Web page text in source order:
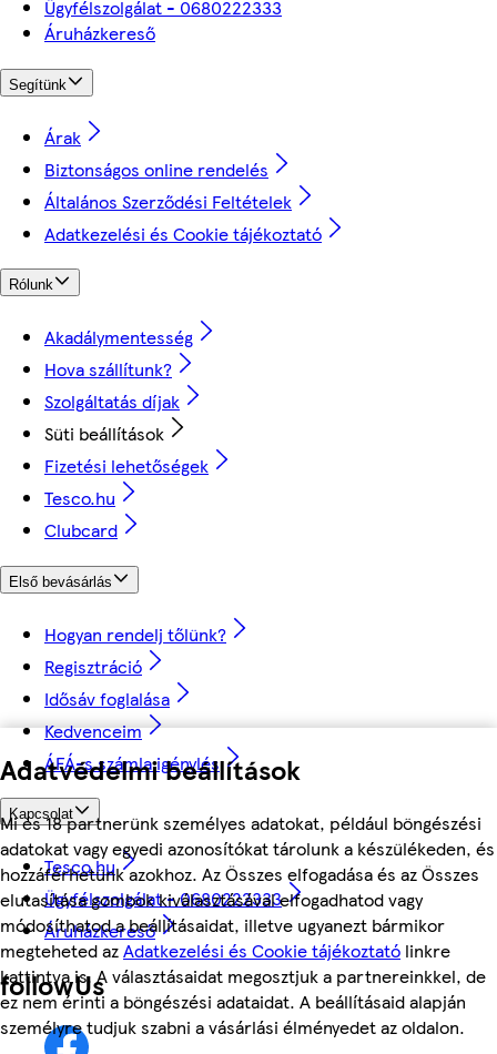
Adatvédelmi beállítások
Mi és 18 partnerünk személyes adatokat, például böngészési
adatokat vagy egyedi azonosítókat tárolunk a készülékeden, és
hozzáférhetünk azokhoz. Az Összes elfogadása és az Összes
elutasítása gombok kiválasztásával elfogadhatod vagy
módosíthatod a beállításaidat, illetve ugyanezt bármikor
megteheted azAdatkezelési és Cookie tájékoztató linkre
kattintva is. A választásaidat megosztjuk a partnereinkkel, de
ez nem érinti a böngészési adataidat. A beállításaid alapján
személyre tudjuk szabni a vásárlási élményedet az oldalon.
Ügyfélszolgálat - 0680222333
Áruházkereső
Segítünk
Árak
Biztonságos online rendelés
Általános Szerződési Feltételek
Adatkezelési és Cookie tájékoztató
Rólunk
Akadálymentesség
Hova szállítunk?
Szolgáltatás díjak
Süti beállítások
Fizetési lehetőségek
Tesco.hu
Clubcard
Első bevásárlás
Hogyan rendelj tőlünk?
Regisztráció
Idősáv foglalása
Kedvenceim
ÁFÁ-s számla igénylés
Kapcsolat
Tesco.hu
Ügyfélszolgálat - 0680222333
Áruházkereső
followUs